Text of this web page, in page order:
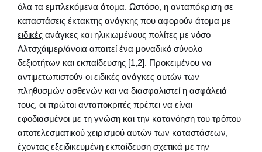
όλα τα εμπλεκόμενα άτομα. Ωστόσο, η ανταπόκριση σε
καταστάσεις έκτακτης ανάγκης που αφορούν άτομα με
ειδικές ανάγκες και ηλικιωμένους πολίτες με νόσο
Αλτσχάιμερ/άνοια απαιτεί ένα μοναδικό σύνολο
δεξιοτήτων και εκπαίδευσης [1,2]. Προκειμένου να
αντιμετωπιστούν οι ειδικές ανάγκες αυτών των
πληθυσμών ασθενών και να διασφαλιστεί η ασφάλειά
τους, οι πρώτοι ανταποκριτές πρέπει να είναι
εφοδιασμένοι με τη γνώση και την κατανόηση του τρόπου
αποτελεσματικού χειρισμού αυτών των καταστάσεων,
έχοντας εξειδικευμένη εκπαίδευση σχετικά με την